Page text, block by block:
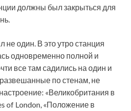
должны был закрыться для
не один. В это утро станция
одновременно полной и
все там садились на один и
по стенам, не
«Великобритания в
of London, «Положение в